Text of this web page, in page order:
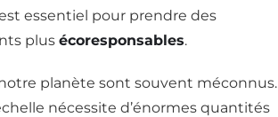
essentiel pour prendre des
plus écoresponsables.
planète sont souvent méconnus.
nécessite d’énormes quantités